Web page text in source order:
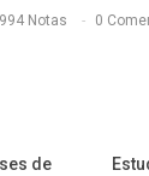
Notas 0
de